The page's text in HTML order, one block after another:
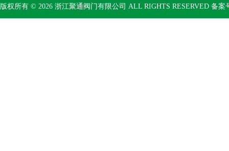
版权所有 © 2026 浙江聚通阀门有限公司 ALL RIGHTS RESERVED 备案